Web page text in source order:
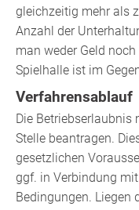
gleichzeitig mehr als
Anzahl der
man weder Geld
Spielhalle ist im
Verfahrensablauf
Die Betriebserlaubnis
Stelle beantragen.
gesetzlichen
ggf. in Verbindung
Bedingungen. Liegen